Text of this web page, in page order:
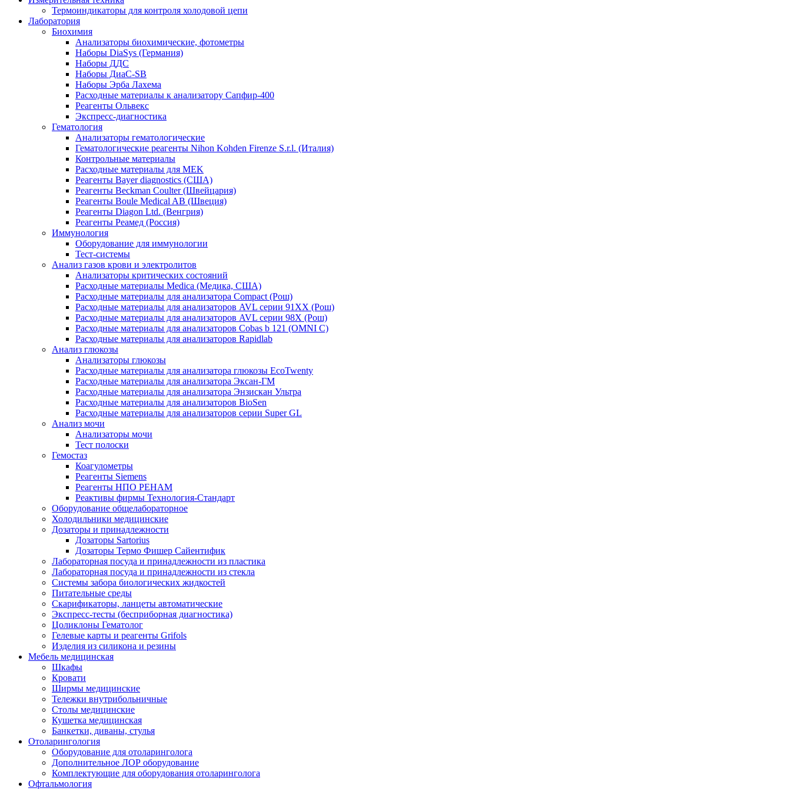
Термоиндикаторы для контроля холодовой цепи
Лаборатория
Биохимия
Анализаторы биохимические, фотометры
Наборы DiaSys (Германия)
Наборы ДДС
Наборы ДиаС-SB
Наборы Эрба Лахема
Расходные материалы к анализатору Сапфир-400
Реагенты Ольвекс
Экспресс-диагностика
Гематология
Анализаторы гематологические
Гематологические реагенты Nihon Kohden Firenze S.r.l. (Италия)
Контрольные материалы
Расходные материалы для MEK
Реагенты Bayer diagnostics (США)
Реагенты Beckman Coulter (Швейцария)
Реагенты Boule Medical AB (Швеция)
Реагенты Diagon Ltd. (Венгрия)
Реагенты Реамед (Россия)
Иммунология
Оборудование для иммунологии
Тест-системы
Анализ газов крови и электролитов
Анализаторы критических состояний
Расходные материалы Medica (Медика, США)
Расходные материалы для анализатора Compact (Рош)
Расходные материалы для анализаторов AVL серии 91ХХ (Рош)
Расходные материалы для анализаторов AVL серии 98Х (Рош)
Расходные материалы для анализаторов Cobas b 121 (OMNI C)
Расходные материалы для анализаторов Rapidlab
Анализ глюкозы
Анализаторы глюкозы
Расходные материалы для анализатора глюкозы EcoTwenty
Расходные материалы для анализатора Эксан-ГМ
Расходные материалы для анализатора Энзискан Ультра
Расходные материалы для анализаторов BioSen
Расходные материалы для анализаторов серии Super GL
Анализ мочи
Анализаторы мочи
Тест полоски
Гемостаз
Коагулометры
Реагенты Siemens
Реагенты НПО РЕНАМ
Реактивы фирмы Технология-Стандарт
Оборудование общелабораторное
Холодильники медицинские
Дозаторы и принадлежности
Дозаторы Sartorius
Дозаторы Термо Фишер Сайентифик
Лабораторная посуда и принадлежности из пластика
Лабораторная посуда и принадлежности из стекла
Системы забора биологических жидкостей
Питательные среды
Скарификаторы, ланцеты автоматические
Экспресс-тесты (бесприборная диагностика)
Цоликлоны Гематолог
Гелевые карты и реагенты Grifols
Изделия из силикона и резины
Мебель медицинская
Шкафы
Кровати
Ширмы медицинские
Тележки внутрибольничные
Столы медицинские
Кушетка медицинская
Банкетки, диваны, стулья
Отоларингология
Оборудование для отоларинголога
Дополнительное ЛОР оборудование
Комплектующие для оборудования отоларинголога
Офтальмология